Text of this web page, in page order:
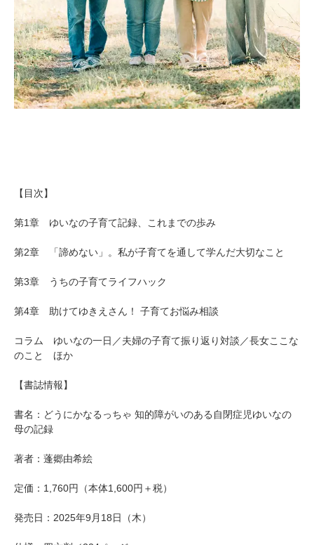
【目次】
第1章 ゆいなの子育て記録、これまでの歩み
第2章 「諦めない」。私が子育てを通して学んだ大切なこと
第3章 うちの子育てライフハック
第4章 助けてゆきえさん！ 子育てお悩み相談
コラム ゆいなの一日／夫婦の子育て振り返り対談／長女ここな
のこと ほか
【書誌情報】
書名：どうにかなるっちゃ 知的障がいのある自閉症児ゆいなの
母の記録
著者：蓬郷由希絵
定価：1,760円（本体1,600円＋税）
発売日：2025年9月18日（木）